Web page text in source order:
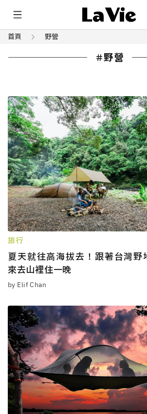
首頁 野營
野營
旅行
夏天就往高海拔去！跟著台灣野
來去山裡住一晚
by Elif Chan